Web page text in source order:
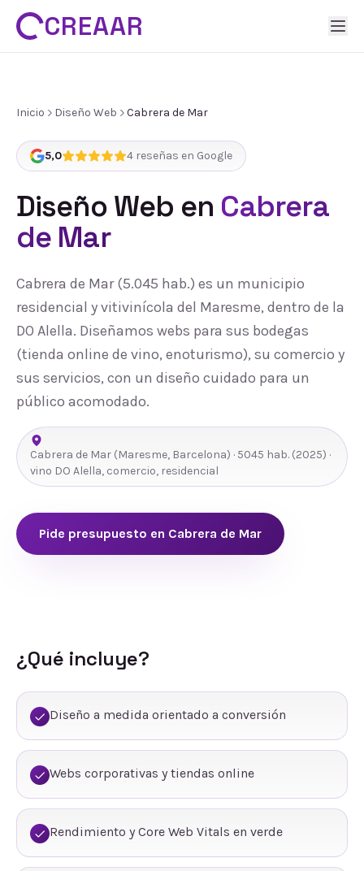
CREAAR
Inicio Diseño Web Cabrera de Mar
5,0 4 reseñas en Google
Diseño Web en Cabrera
de Mar
Cabrera de Mar (5.045 hab.) es un municipio
residencial y vitivinícola del Maresme, dentro de la
DO Alella. Diseñamos webs para sus bodegas
(tienda online de vino, enoturismo), su comercio y
sus servicios, con un diseño cuidado para un
público acomodado.
Cabrera de Mar (Maresme, Barcelona) · 5045 hab. (2025) ·
vino DO Alella, comercio, residencial
Pide presupuesto en Cabrera de Mar
¿Qué incluye?
Diseño a medida orientado a conversión
Webs corporativas y tiendas online
Rendimiento y Core Web Vitals en verde